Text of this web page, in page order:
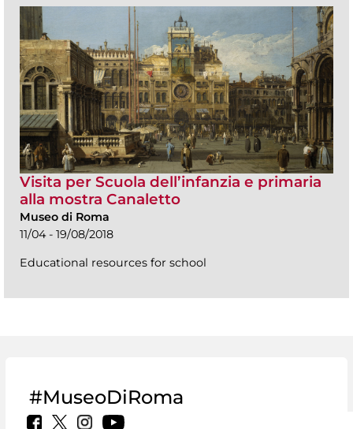
Visita per Scuola dell’infanzia e primaria
alla mostra Canaletto
Museo di Roma
11/04 - 19/08/2018
Educational resources for school
#MuseoDiRoma